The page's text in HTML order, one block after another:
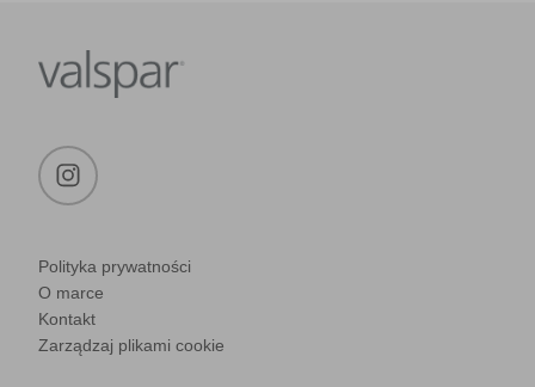
Polityka prywatności
O marce
Kontakt
Zarządzaj plikami cookie